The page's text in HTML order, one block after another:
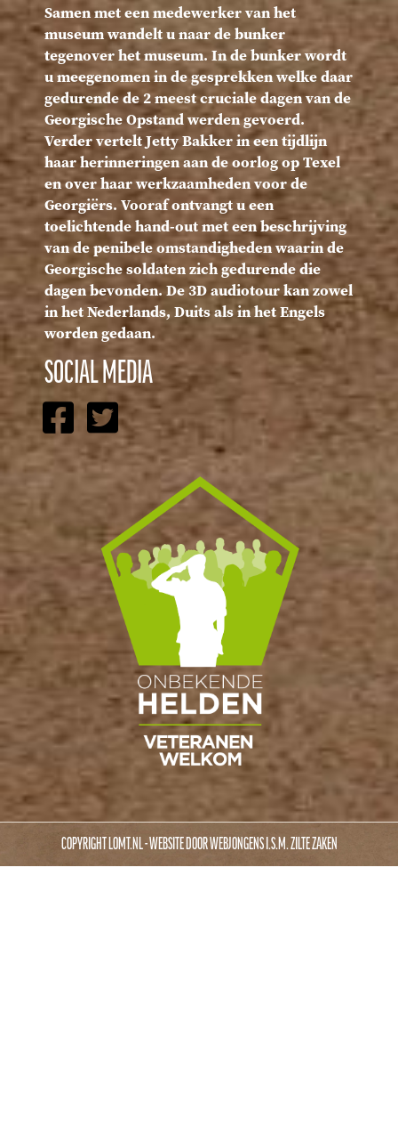
Samen met een medewerker van het
museum wandelt u naar de bunker
tegenover het museum. In de bunker wordt
u meegenomen in de gesprekken welke daar
gedurende de 2 meest cruciale dagen van de
Georgische Opstand werden gevoerd.
Verder vertelt Jetty Bakker in een tijdlijn
haar herinneringen aan de oorlog op Texel
en over haar werkzaamheden voor de
Georgiërs. Vooraf ontvangt u een
toelichtende hand-out met een beschrijving
van de penibele omstandigheden waarin de
Georgische soldaten zich gedurende die
dagen bevonden. De 3D audiotour kan zowel
in het Nederlands, Duits als in het Engels
worden gedaan.
SOCIAL MEDIA
COPYRIGHT LOMT.NL - WEBSITE DOORWEBJONGENSI.S.M.ZILTE ZAKEN